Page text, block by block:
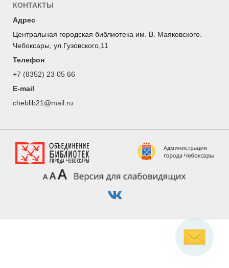
КОНТАКТЫ
Адрес
Центральная городская библиотека им. В. Маяковского.
Чебоксары, ул.Гузовского,11
Телефон
+7 (8352) 23 05 66
E-mail
cheblib21@mail.ru